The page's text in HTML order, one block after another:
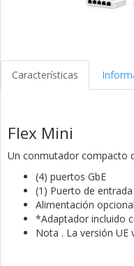
Características
Flex Mini
Un conmutador compacto
(4) puertos GbE
(1) Puerto de
Alimentación
*Adaptador incluido
Nota . La versión UE